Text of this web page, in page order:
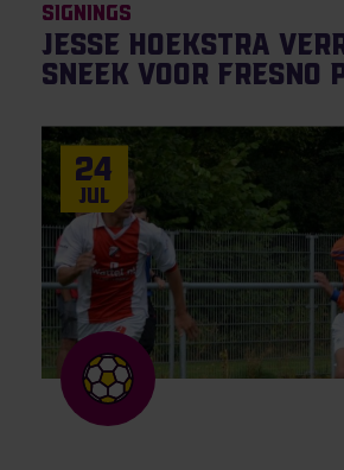
Signings
Jesse Hoekstra
Sneek voor Fresno
24
Jul